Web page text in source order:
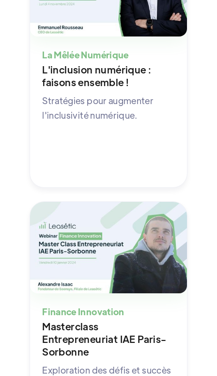
La Mêlée Numérique
L'inclusion numérique :
faisons ensemble !
Stratégies pour augmenter
l'inclusivité numérique.
Finance Innovation
Masterclass
Entrepreneuriat IAE Paris-
Sorbonne
Exploration des défis et succès